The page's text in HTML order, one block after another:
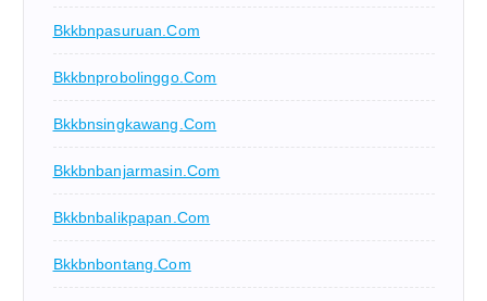
Bkkbnpasuruan.com
Bkkbnprobolinggo.com
Bkkbnsingkawang.com
Bkkbnbanjarmasin.com
Bkkbnbalikpapan.com
Bkkbnbontang.com